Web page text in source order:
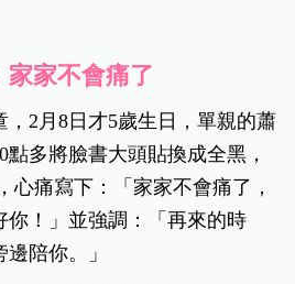
家家不會痛了
2月8日才5歲生日，單親的蕭
多將臉書大頭貼換成全黑，
心痛寫下：「家家不會痛了，
你！」並強調：「再來的時
陪你。」